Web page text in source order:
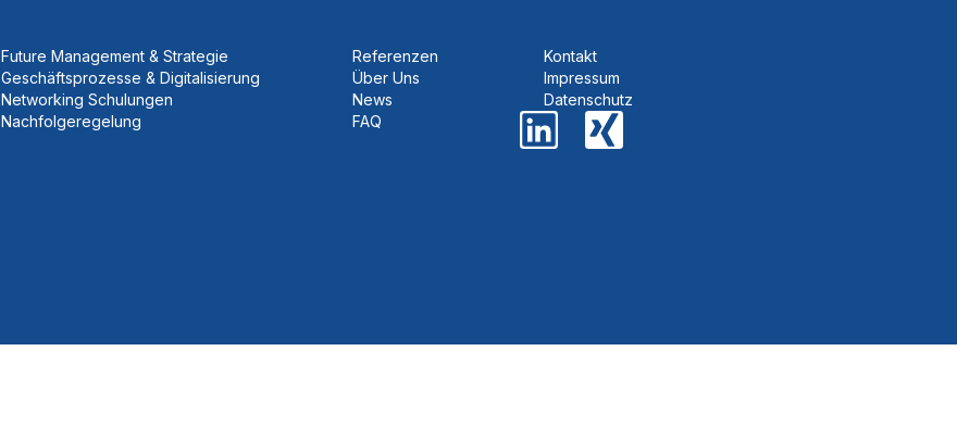
Future Management & Strategie
Geschäftsprozesse & Digitalisierung
Networking Schulungen
Nachfolgeregelung
Referenzen
Über Uns
News
FAQ
Kontakt
Impressum
Datenschutz